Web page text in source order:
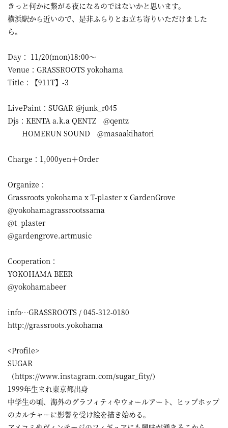
きっと何かに繋がる夜になるのではないかと思います。
横浜駅から近いので、是非ふらりとお立ち寄りいただけました
ら。
Day： 11/20(mon)18:00～
Venue：GRASSROOTS yokohama
Title：【911T】-3
LivePaint：SUGAR ＠junk_r045
Djs：KENTA a.k.a QENTZ @qentz
HOMERUN SOUND @masaakihatori
Charge：1,000yen＋Order
Organize：
Grassroots yokohama x T-plaster x GardenGrove
@yokohamagrassrootssama
@t_plaster
@gardengrove.artmusic
Cooperation：
YOKOHAMA BEER
@yokohamabeer
info…GRASSROOTS / 045-312-0180
http://grassroots.yokohama
<Profile>
SUGAR
（https://www.instagram.com/sugar_fity/）
1999年生まれ東京都出身
中学生の頃、海外のグラフィティやウォールアート、ヒップホップ
のカルチャーに影響を受け絵を描き始める。